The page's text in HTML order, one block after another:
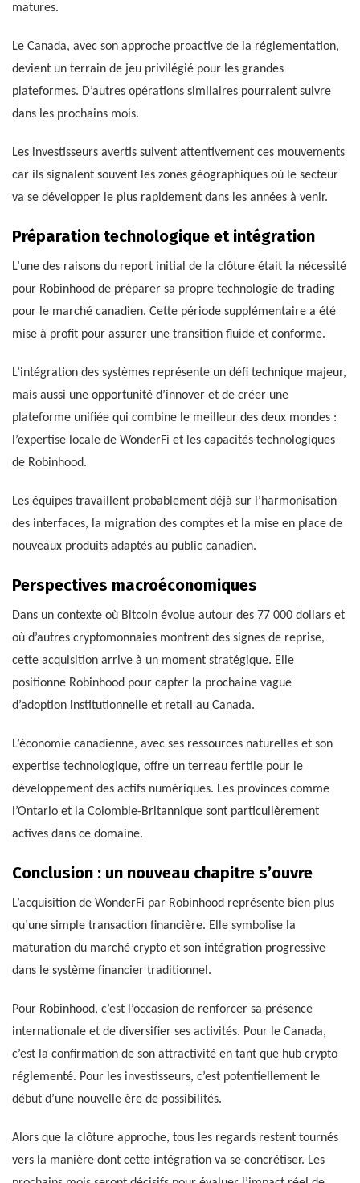
matures.
Le Canada, avec son approche proactive de la réglementation,
devient un terrain de jeu privilégié pour les grandes
plateformes. D’autres opérations similaires pourraient suivre
dans les prochains mois.
Les investisseurs avertis suivent attentivement ces mouvements
car ils signalent souvent les zones géographiques où le secteur
va se développer le plus rapidement dans les années à venir.
Préparation technologique et intégration
L’une des raisons du report initial de la clôture était la nécessité
pour Robinhood de préparer sa propre technologie de trading
pour le marché canadien. Cette période supplémentaire a été
mise à profit pour assurer une transition fluide et conforme.
L’intégration des systèmes représente un défi technique majeur,
mais aussi une opportunité d’innover et de créer une
plateforme unifiée qui combine le meilleur des deux mondes :
l’expertise locale de WonderFi et les capacités technologiques
de Robinhood.
Les équipes travaillent probablement déjà sur l’harmonisation
des interfaces, la migration des comptes et la mise en place de
nouveaux produits adaptés au public canadien.
Perspectives macroéconomiques
Dans un contexte où Bitcoin évolue autour des 77 000 dollars et
où d’autres cryptomonnaies montrent des signes de reprise,
cette acquisition arrive à un moment stratégique. Elle
positionne Robinhood pour capter la prochaine vague
d’adoption institutionnelle et retail au Canada.
L’économie canadienne, avec ses ressources naturelles et son
expertise technologique, offre un terreau fertile pour le
développement des actifs numériques. Les provinces comme
l’Ontario et la Colombie-Britannique sont particulièrement
actives dans ce domaine.
Conclusion : un nouveau chapitre s’ouvre
L’acquisition de WonderFi par Robinhood représente bien plus
qu’une simple transaction financière. Elle symbolise la
maturation du marché crypto et son intégration progressive
dans le système financier traditionnel.
Pour Robinhood, c’est l’occasion de renforcer sa présence
internationale et de diversifier ses activités. Pour le Canada,
c’est la confirmation de son attractivité en tant que hub crypto
réglementé. Pour les investisseurs, c’est potentiellement le
début d’une nouvelle ère de possibilités.
Alors que la clôture approche, tous les regards restent tournés
vers la manière dont cette intégration va se concrétiser. Les